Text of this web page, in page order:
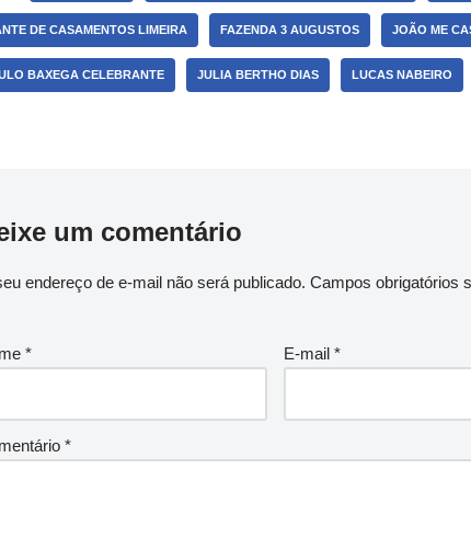
DE CASAMENTOS LIMEIRA FAZENDA 3 AUGUSTOS JOÃO ME
BAXEGA CELEBRANTE JULIA BERTHO DIAS LUCAS NABEIRO
um comentário
endereço de e-mail não será publicado. Campos obrigatórios
* E-mail*
*